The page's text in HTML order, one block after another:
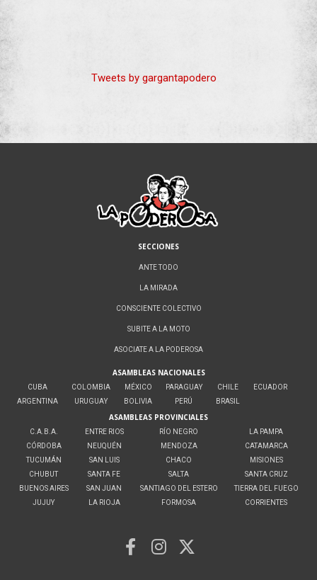
Tweets by gargantapodero
SECCIONES
ANTE TODO
LA MIRADA
CONSCIENTE COLECTIVO
SUBITE A LA MOTO
ASOCIATE A LA PODEROSA
ASAMBLEAS NACIONALES
CUBA
ARGENTINA
COLOMBIA
URUGUAY
MÉXICO
BOLIVIA
PARAGUAY
PERÚ
CHILE
BRASIL
ECUADOR
ASAMBLEAS PROVINCIALES
C.A.B.A.
CÓRDOBA
TUCUMÁN
CHUBUT
BUENOS AIRES
JUJUY
ENTRE RIOS
NEUQUÉN
SAN LUIS
SANTA FE
SAN JUAN
LA RIOJA
RÍO NEGRO
MENDOZA
CHACO
SALTA
SANTIAGO DEL ESTERO
FORMOSA
LA PAMPA
CATAMARCA
MISIONES
SANTA CRUZ
TIERRA DEL FUEGO
CORRIENTES